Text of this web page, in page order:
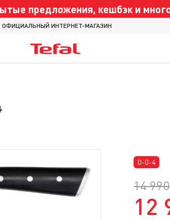
предложения, кешбэк и
ОФИЦИАЛЬНЫЙ ИНТЕРНЕТ-МАГАЗИН
0-0-4
14
12